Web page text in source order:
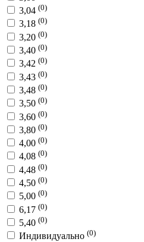
3,04 (0)
3,18 (0)
3,20 (0)
3,40 (0)
3,42 (0)
3,43 (0)
3,48 (0)
3,50 (0)
3,60 (0)
3,80 (0)
4,00 (0)
4,08 (0)
4,48 (0)
4,50 (0)
5,00 (0)
6,17 (0)
5,40 (0)
Индивидуально (0)